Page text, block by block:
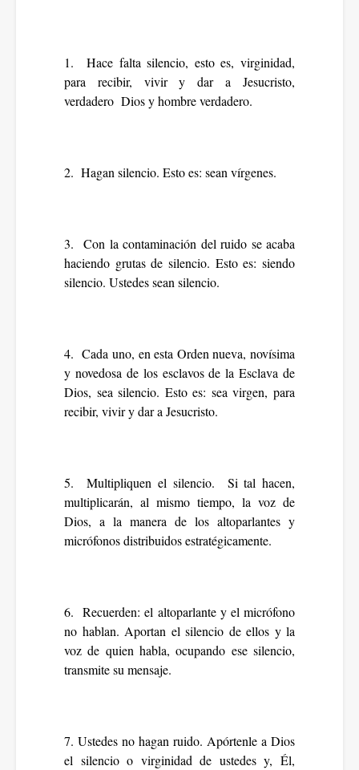
1. Hace falta silencio, esto es, virginidad,
para recibir, vivir y dar a Jesucristo,
verdadero Dios y hombre verdadero.
2. Hagan silencio. Esto es: sean vírgenes.
3. Con la contaminación del ruido se acaba
haciendo grutas de silencio. Esto es: siendo
silencio. Ustedes sean silencio.
4. Cada uno, en esta Orden nueva, novísima
y novedosa de los esclavos de la Esclava de
Dios, sea silencio. Esto es: sea virgen, para
recibir, vivir y dar a Jesucristo.
5. Multipliquen el silencio. Si tal hacen,
multiplicarán, al mismo tiempo, la voz de
Dios, a la manera de los altoparlantes y
micrófonos distribuidos estratégicamente.
6. Recuerden: el altoparlante y el micrófono
no hablan. Aportan el silencio de ellos y la
voz de quien habla, ocupando ese silencio,
transmite su mensaje.
7. Ustedes no hagan ruido. Apórtenle a Dios
el silencio o virginidad de ustedes y, Él,